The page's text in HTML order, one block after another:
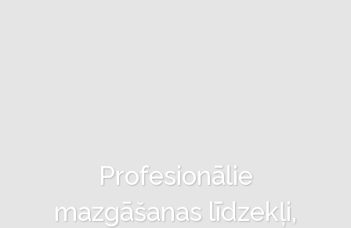
Profesionālie
mazgāšanas līdzekļi,